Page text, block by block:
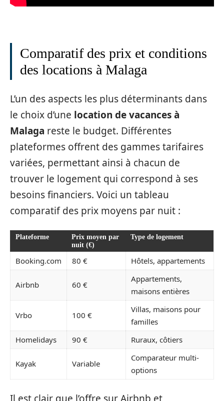
Comparatif des prix et conditions
des locations à Malaga
L’un des aspects les plus déterminants dans
le choix d’une location de vacances à
Malaga reste le budget. Différentes
plateformes offrent des gammes tarifaires
variées, permettant ainsi à chacun de
trouver le logement qui correspond à ses
besoins financiers. Voici un tableau
comparatif des prix moyens par nuit :
Plateforme
Prix moyen par
nuit (€)
Type de logement
Booking.com 80 € Hôtels, appartements
Airbnb 60 €
Appartements,
maisons entières
Vrbo 100 €
Villas, maisons pour
familles
Homelidays
90 € Ruraux, côtiers
Kayak Variable
Comparateur multi-
options